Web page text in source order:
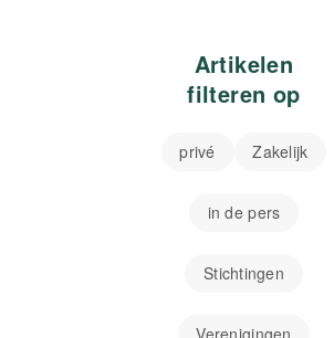
Artikelen
filteren op
privé Zakelijk
in de pers
Stichtingen
Verenigingen